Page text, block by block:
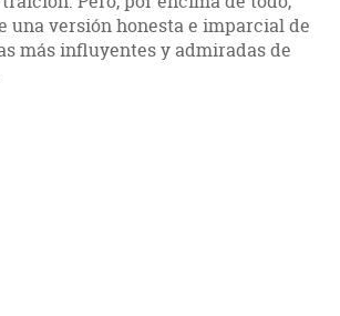
una versión honesta e imparcial de
más influyentes y admiradas de